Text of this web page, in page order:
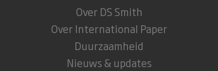
Over DS Smith
Over International Paper
Duurzaamheid
Nieuws & updates